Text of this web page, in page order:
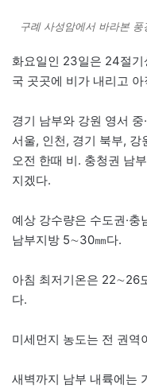
구례 사성암에서 바라본
화요일인 23일은 24절기
국 곳곳에 비가 내리고
경기 남부와 강원 영서
서울, 인천, 경기 북부, 강
오전 한때 비. 충청권 남
지겠다.
예상 강수량은 수도권·충
남부지방 5∼30㎜다.
아침 최저기온은 22∼26
다.
미세먼지 농도는 전 권역
새벽까지 남부 내륙에는